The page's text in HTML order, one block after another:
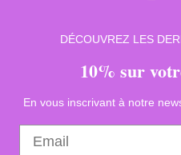
DÉCOUVREZ LES
10% sur
En vous inscrivant à notre